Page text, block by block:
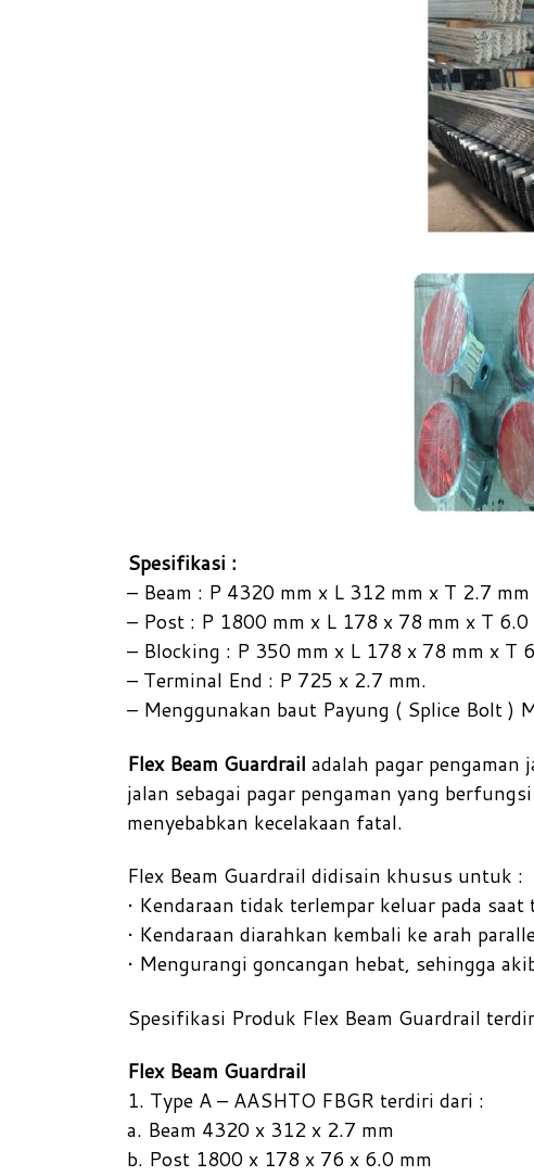
Spesifikasi :
– Beam : P 4320 mm x L 312 mm x T 2.7 mm
– Post : P 1800 mm x L 178 x 78 mm x T 6.0
– Blocking : P 350 mm x L 178 x 78 mm x T
– Terminal End : P 725 x 2.7 mm.
– Menggunakan baut Payung ( Splice Bolt )
Flex Beam Guardrail adalah pagar
jalan sebagai pagar pengaman yang
menyebabkan kecelakaan fatal.
Flex Beam Guardrail didisain khusus untuk :
• Kendaraan tidak terlempar keluar pada
• Kendaraan diarahkan kembali ke arah
• Mengurangi goncangan hebat, sehingga
Spesifikasi Produk Flex Beam Guardrail
Flex Beam Guardrail
1. Type A – AASHTO FBGR terdiri dari :
a. Beam 4320 x 312 x 2.7 mm
b. Post 1800 x 178 x 76 x 6.0 mm